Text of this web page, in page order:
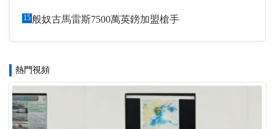
15般奴古馬雷斯7500萬英鎊加盟槍手
熱門視頻